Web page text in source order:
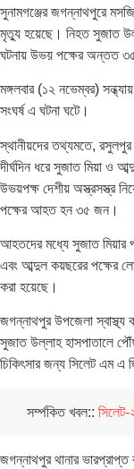
সুনামগঞ্জের জগন্নাথপুরে
মৃত্যু হয়েছে। নিহত সুজাত
ঘটনায় উভয় পক্ষের অন্তত
মঙ্গলবার (১২ নভেম্বর)
সংঘর্ষ এ ঘটনা ঘটে।
স্থানীয়দের তথ্যমতে, রসুলপুর
দীর্ঘদিন ধরে সুজাত মিয়া ও
উভয়পক্ষ দেশীয় অস্ত্রসস্ত্র
পক্ষের আহত হন ৩৫ জন।
আহতদের মধ্যে সুজাত মিয়ার
এবং আব্দুল কয়ছরের পক্ষের
করা হয়েছে।
জগন্নাথপুর উপজেলা স্বাস্থ্য
সুজাত উল্লাহ হাসপাতালে
চিকিৎসার জন্য সিলেট এম এ
সর্ম্পকিত খবল:: সিলেট-
জগন্নাথপুর থানার ভারপ্রাপ্ত